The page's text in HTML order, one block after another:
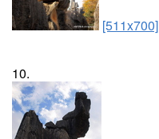
[511x700]
10.